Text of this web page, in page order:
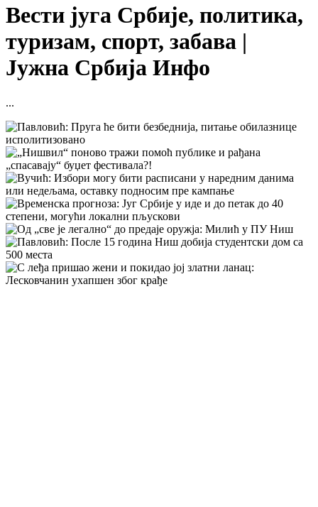
Вести југа Србије, политика,
туризам, спорт, забава |
Јужна Србија Инфо
...